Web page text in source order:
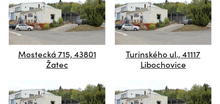
Mostecká 715, 43801
Žatec
Turinského ul., 41117
Libochovice